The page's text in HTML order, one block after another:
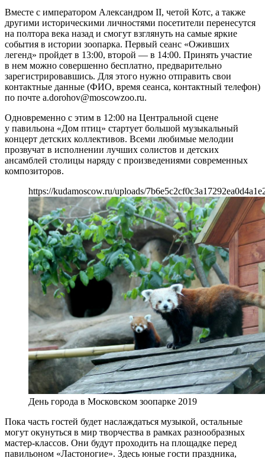
Вместе с императором Александром II, четой Котс, а также
другими историческими личностями посетители перенесутся
на полтора века назад и смогут взглянуть на самые яркие
события в истории зоопарка. Первый сеанс «Оживших
легенд» пройдет в 13:00, второй — в 14:00. Принять участие
в нем можно совершенно бесплатно, предварительно
зарегистрировавшись. Для этого нужно отправить свои
контактные данные (ФИО, время сеанса, контактный телефон)
по почте a.dorohov@moscowzoo.ru.
Одновременно с этим в 12:00 на Центральной сцене
у павильона «Дом птиц» стартует большой музыкальный
концерт детских коллективов. Всеми любимые мелодии
прозвучат в исполнении лучших солистов и детских
ансамблей столицы наряду с произведениями современных
композиторов.
https://kudamoscow.ru/uploads/
День города в Московском зоопарке 2019
Пока часть гостей будет наслаждаться музыкой, остальные
могут окунуться в мир творчества в рамках разнообразных
мастер-классов. Они будут проходить на площадке перед
павильоном «Ластоногие». Здесь юные гости праздника,